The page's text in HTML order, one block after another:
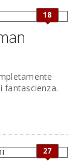
18
fantascienza.
27